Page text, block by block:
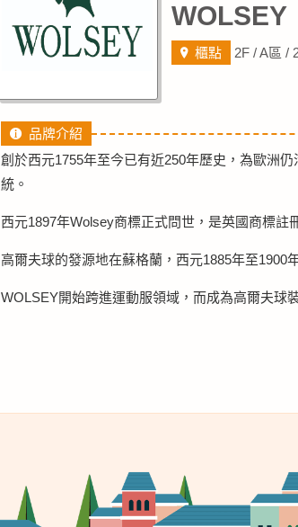
WOLSEY
櫃點 2F / A區 /
品牌介紹
創於西元1755年至今已有近250年歷史，為歐洲
統。
西元1897年Wolsey商標正式問世，是英國商標註
高爾夫球的發源地在蘇格蘭，西元1885年至1900
WOLSEY開始跨進運動服領域，而成為高爾夫球